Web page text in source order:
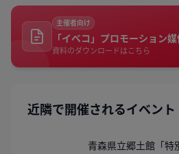
主催者向け
「イベコ」プロモーション
資料のダウンロードはこちら
近隣で開催されるイベント
青森県立郷土館「特